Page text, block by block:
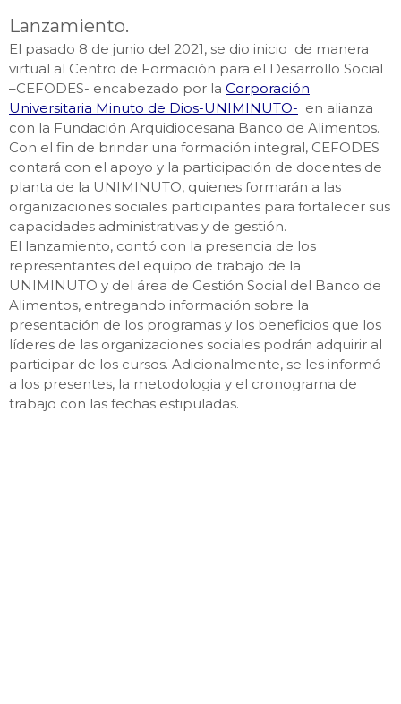
Lanzamiento.
El pasado 8 de junio del 2021, se dio inicio de manera
virtual al Centro de Formación para el Desarrollo Social
–CEFODES- encabezado por la Corporación
Universitaria Minuto de Dios-UNIMINUTO- en alianza
con la Fundación Arquidiocesana Banco de Alimentos.
Con el fin de brindar una formación integral, CEFODES
contará con el apoyo y la participación de docentes de
planta de la UNIMINUTO, quienes formarán a las
organizaciones sociales participantes para fortalecer sus
capacidades administrativas y de gestión.
El lanzamiento, contó con la presencia de los
representantes del equipo de trabajo de la
UNIMINUTO y del área de Gestión Social del Banco de
Alimentos, entregando información sobre la
presentación de los programas y los beneficios que los
líderes de las organizaciones sociales podrán adquirir al
participar de los cursos. Adicionalmente, se les informó
a los presentes, la metodologia y el cronograma de
trabajo con las fechas estipuladas.